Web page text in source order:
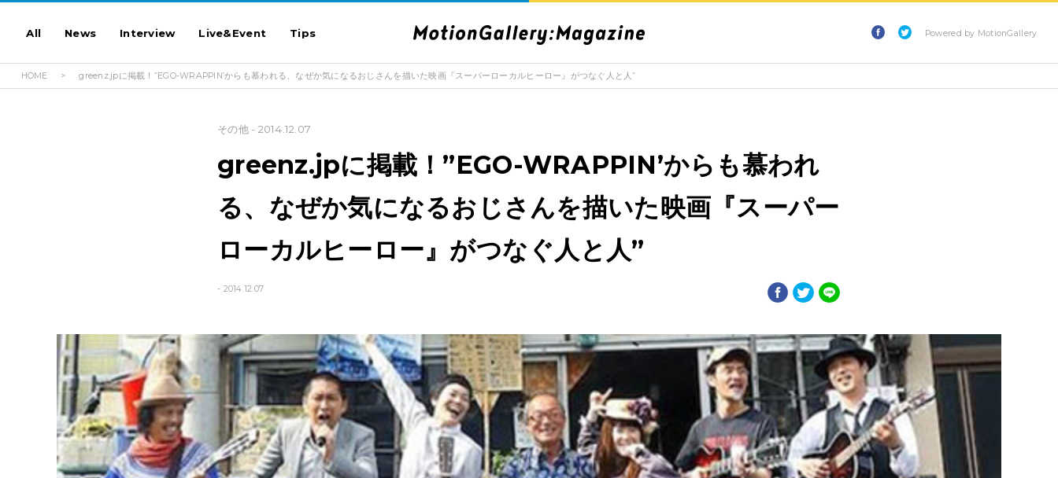
Powered by MotionGallery
All News Interview Live&Event Tips
HOME greenz.jpに掲載！”EGO-WRAPPIN’からも慕われる、なぜか気になるおじさんを描いた映画『スーパーローカルヒーロー』がつなぐ人と人”
その他 - 2014.12.07
greenz.jpに掲載！”EGO-WRAPPIN’からも慕われ
る、なぜか気になるおじさんを描いた映画『スーパー
ローカルヒーロー』がつなぐ人と人”
- 2014.12.07